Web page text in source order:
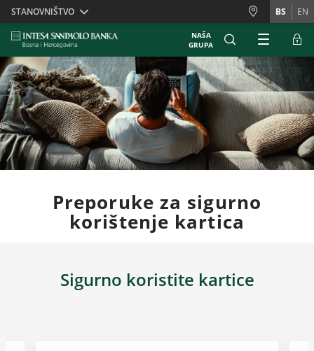
Skiplinks
STANOVNIŠTVO BS EN
NAŠA
GRUPA
Preporuke za sigurno
korištenje kartica
Sigurno koristite kartice